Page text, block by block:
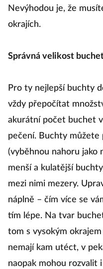
Nevýhodou je, že
okrajích.
Správná velikost
Pro ty nejlepší buchty
vždy přepočítat
akurátní počet buchet
pečení. Buchty
(vyběhnou nahoru jako
menší a kulatější
mezi nimi mezery.
náplně – čím více se
tím lépe. Na tvar
tom s vysokým
nemají kam utéct, v
naopak mohou rozvalit